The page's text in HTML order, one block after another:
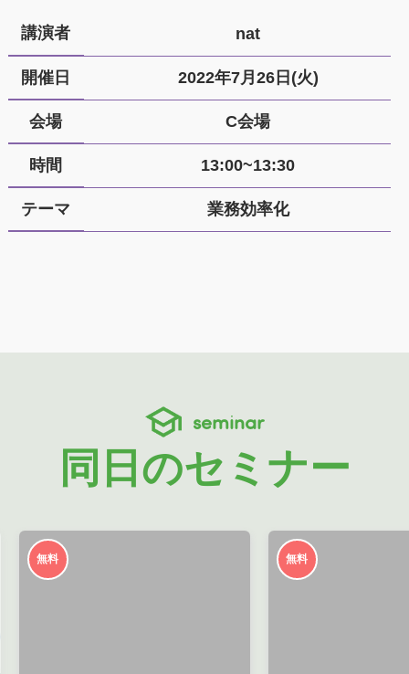
講演者 nat
開催日 2022年7月26日(火)
会場 C会場
時間 13:00~13:30
テーマ 業務効率化
seminar
同日のセミナー
無料 無料